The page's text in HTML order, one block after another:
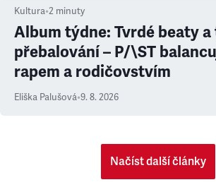
Kultura•2 minuty
Album týdne: Tvrdé beaty
přebalování – P/\ST
rapem a rodičovstvím
Eliška Palušová•9. 8. 2026
Načíst další články